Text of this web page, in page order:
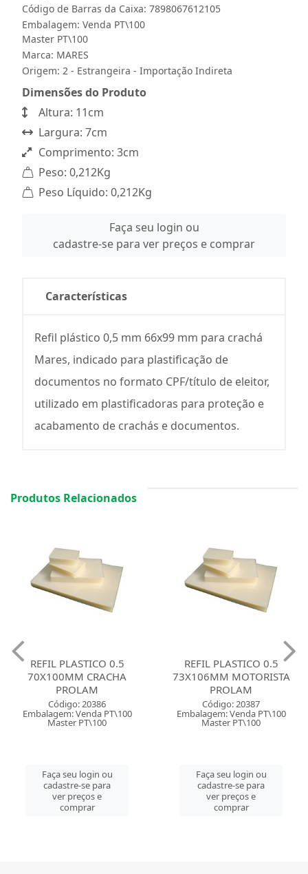
Código de Barras da Caixa: 7898067612105
Embalagem: Venda PT\100
Master PT\100
Marca: MARES
Origem: 2 - Estrangeira - Importação Indireta
Dimensões do Produto
Altura: 11cm
Largura: 7cm
Comprimento: 3cm
Peso: 0,212Kg
Peso Líquido: 0,212Kg
Faça seu login ou
cadastre-se para ver preços e comprar
Características
Refil plástico 0,5 mm 66x99 mm para crachá
Mares, indicado para plastificação de
documentos no formato CPF/título de eleitor,
utilizado em plastificadoras para proteção e
acabamento de crachás e documentos.
Produtos Relacionados
REFIL PLASTICO 0.5
70X100MM CRACHA
PROLAM
Código: 20386
Embalagem: Venda PT\100
Master PT\100
Faça seu login ou
cadastre-se para
ver preços e
comprar
REFIL PLASTICO 0.5
73X106MM MOTORISTA
PROLAM
Código: 20387
Embalagem: Venda PT\100
Master PT\100
Faça seu login ou
cadastre-se para
ver preços e
comprar